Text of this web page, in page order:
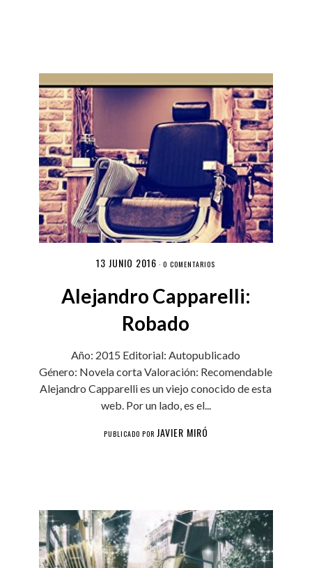
13 JUNIO 2016 ·0 COMENTARIOS
Alejandro Capparelli:
Robado
Año: 2015 Editorial: Autopublicado
Género: Novela corta Valoración: Recomendable
Alejandro Capparelli es un viejo conocido de esta
web. Por un lado, es el...
PUBLICADO POR JAVIER MIRÓ